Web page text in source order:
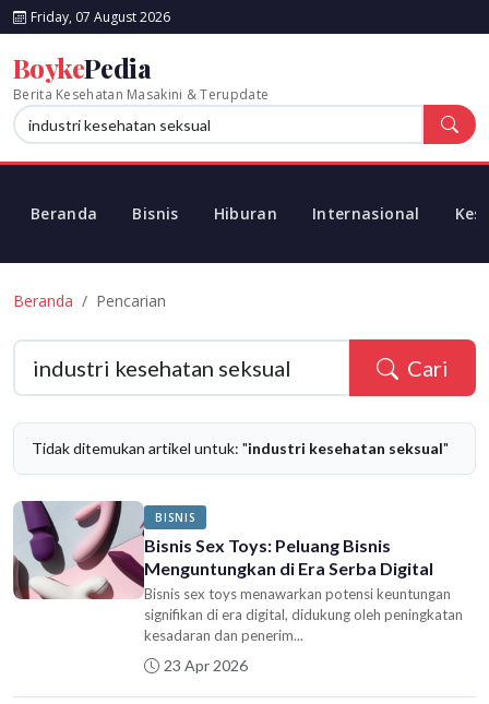
Friday, 07 August 2026
BoykePedia
Berita Kesehatan Masakini & Terupdate
Beranda Bisnis Hiburan Internasional
Beranda Pencarian
Cari
Tidak ditemukan artikel untuk: "industri kesehatan seksual"
BISNIS
Bisnis Sex Toys: Peluang Bisnis
Menguntungkan di Era Serba Digital
Bisnis sex toys menawarkan potensi keuntungan
signifikan di era digital, didukung oleh peningkatan
kesadaran dan penerim...
23 Apr 2026